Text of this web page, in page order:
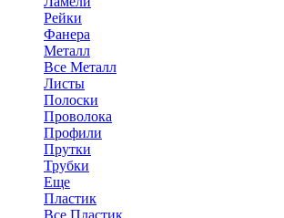
Рейки
Фанера
Металл
Все Металл
Листы
Полоски
Проволока
Профили
Прутки
Трубки
Еще
Пластик
Все Пластик